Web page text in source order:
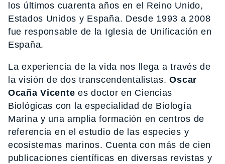
los últimos cuarenta años en el Reino Unido,
Estados Unidos y España. Desde 1993 a 2008
fue responsable de la Iglesia de Unificación en
España.
La experiencia de la vida nos llega a través de
la visión de dos transcendentalistas.Oscar
Ocaña Vicente es doctor en Ciencias
Biológicas con la especialidad de Biología
Marina y una amplia formación en centros de
referencia en el estudio de las especies y
ecosistemas marinos. Cuenta con más de cien
publicaciones científicas en diversas revistas y